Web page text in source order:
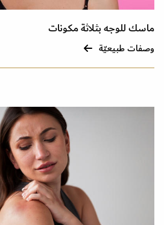
ماسك للوجه بثلاثة مكونات
وصفات طبيعيّة